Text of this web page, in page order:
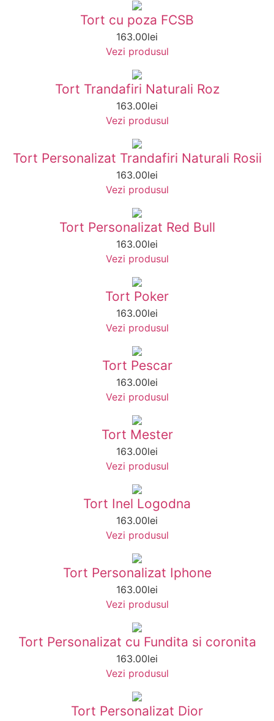
Tort cu poza FCSB
163.00lei
Vezi produsul
Tort Trandafiri Naturali Roz
163.00lei
Vezi produsul
Tort Personalizat Trandafiri Naturali Rosii
163.00lei
Vezi produsul
Tort Personalizat Red Bull
163.00lei
Vezi produsul
Tort Poker
163.00lei
Vezi produsul
Tort Pescar
163.00lei
Vezi produsul
Tort Mester
163.00lei
Vezi produsul
Tort Inel Logodna
163.00lei
Vezi produsul
Tort Personalizat Iphone
163.00lei
Vezi produsul
Tort Personalizat cu Fundita si coronita
163.00lei
Vezi produsul
Tort Personalizat Dior